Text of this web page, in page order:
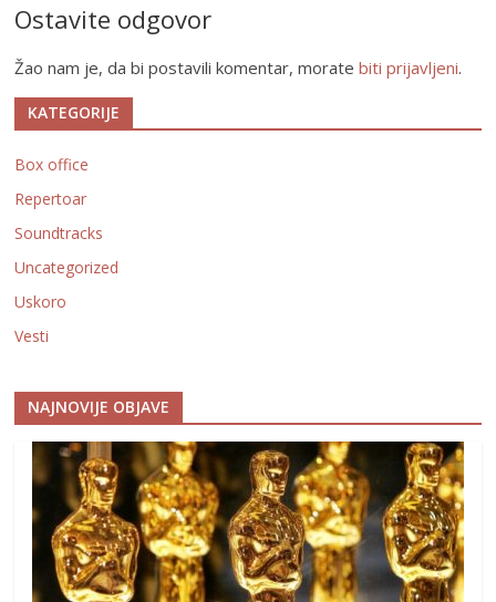
Ostavite odgovor
Žao nam je, da bi postavili komentar, moratebiti prijavljeni.
KATEGORIJE
Box office
Repertoar
Soundtracks
Uncategorized
Uskoro
Vesti
NAJNOVIJE OBJAVE